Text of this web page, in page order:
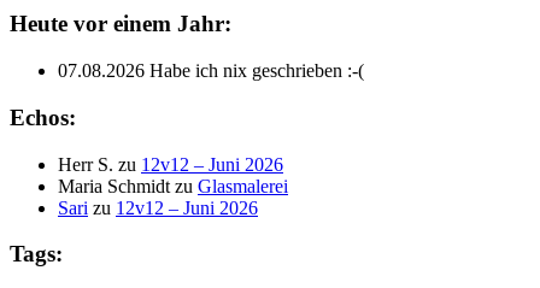
Heute vor einem Jahr:
07.08.2026 Habe ich nix geschrieben :-(
Echos:
Herr S. zu 12v12 – Juni 2026
Maria Schmidt zu Glasmalerei
Sari zu 12v12 – Juni 2026
Tags: